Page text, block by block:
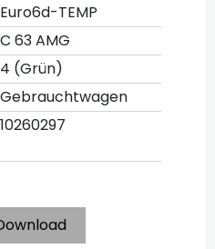
Euro6d-TEMP
C 63 AMG
4 (Grün)
Gebrauchtwagen
10260297